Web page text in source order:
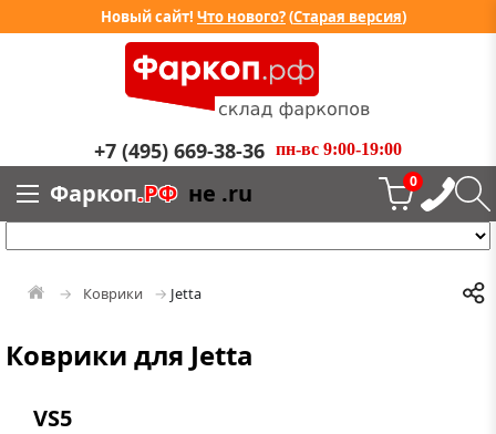
Новый сайт! Что нового?(Старая версия)
+7 (495) 669-38-36 пн-вс 9:00-19:00
Фаркоп.РФ не .ru 0
Коврики Jetta
Коврики для Jetta
VS5